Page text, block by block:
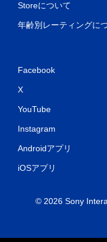
Storeについて
年齢別レーティングに
Facebook
X
YouTube
Instagram
Androidアプリ
iOSアプリ
© 2026 Sony